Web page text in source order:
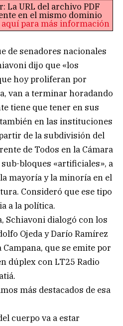
La URL del archivo PDF
en el mismo dominio
para más información
de senadores nacionales
dijo que «los
hoy proliferan por
van a terminar horadando
tiene que tener en sus
en las instituciones
de la subdivisión del
de Todos en la Cámara
bloques «artificiales», a
mayoría y la minoría en el
Consideró que ese tipo
a la política.
Schiavoni dialogó con los
Ojeda y Darío Ramírez
que se emite por
dúplex con LT25 Radio
más destacados de esa
cuerpo va a estar